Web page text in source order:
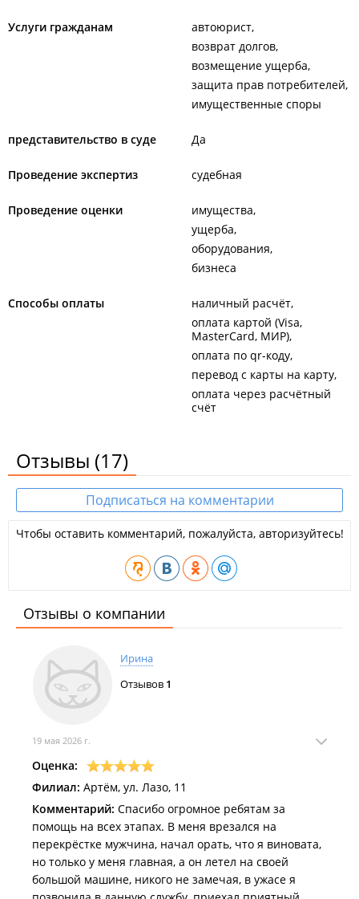
Услуги гражданам
автоюрист
возврат долгов
возмещение ущерба
защита прав потребителей
имущественные споры
представительство в суде Да
Проведение экспертиз судебная
Проведение оценки
имущества
ущерба
оборудования
бизнеса
Способы оплаты
наличный расчёт
оплата картой (Visa,
MasterCard, МИР)
оплата по qr-коду
перевод с карты на карту
оплата через расчётный
счёт
Отзывы (17)
Подписаться на комментарии
Чтобы оставить комментарий, пожалуйста, авторизуйтесь!
Отзывы о компании
Ирина
Отзывов 1
19 мая 2026 г.
Оценка:
Филиал: Артём, ул. Лазо, 11
Комментарий: Спасибо огромное ребятам за
помощь на всех этапах. В меня врезался на
перекрёстке мужчина, начал орать, что я виновата,
но только у меня главная, а он летел на своей
большой машине, никого не замечая, в ужасе я